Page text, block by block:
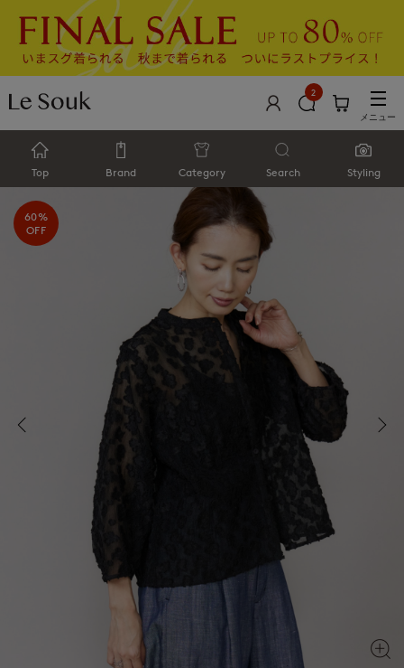
2
メニュー
Top Brand Category Search Styling
60%
OFF